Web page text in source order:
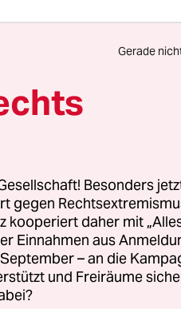
Gerade
Besonders
gegen
kooperiert daher mit
Einnahmen aus
– an die
und Freiräume